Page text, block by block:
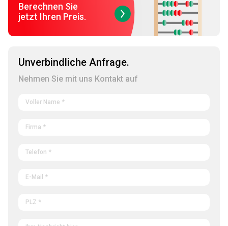
Berechnen Sie
jetzt Ihren Preis.
Unverbindliche Anfrage.
Nehmen Sie mit uns Kontakt auf